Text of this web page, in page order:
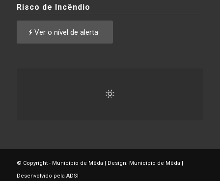
Risco de Incêndio
Ver o nível de alerta
© Copyright - Município de Mêda | Design: Município de Mêda |
Desenvolvido pela ADSI